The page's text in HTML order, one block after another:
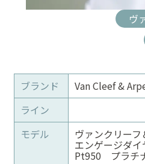
ヴ
ブランド
Van Cleef &
ライン
モデル
ヴァンクリー
エンゲージダ
Pt950 プラチ